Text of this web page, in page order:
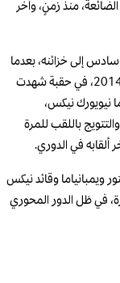
منذ زمنٍ، وآخر
إلى خزائنه، بعدما
حقق جميع ألقابه الخمسة السابقة بين عامي 1999 و2014، في حقبة شهدت
نيويورك نيكس،
باللقب للمرة
ويمبانياما وقائد نيكس
في ظل الدور المحوري